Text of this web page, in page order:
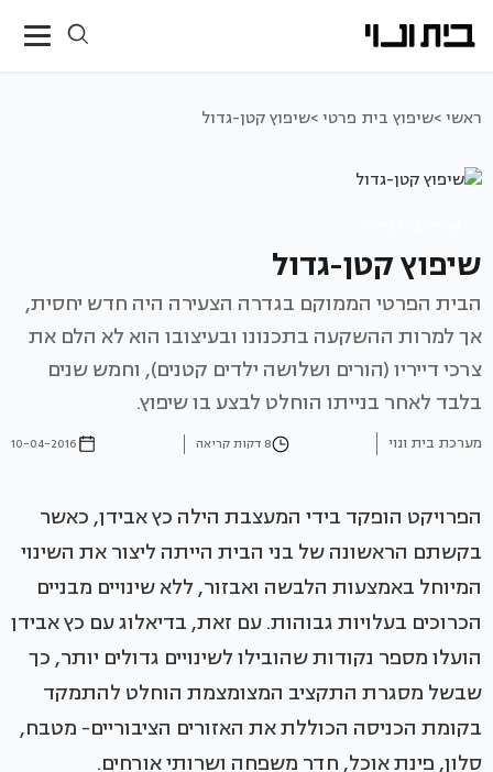
ראשי >שיפוץ בית פרטי >שיפוץ קטן-גדול
שיפוץ קטן-גדול
הבית הפרטי הממוקם בגדרה הצעירה היה חדש יחסית,
אך למרות ההשקעה בתכנונו ובעיצובו הוא לא הלם את
צרכי דייריו (הורים ושלושה ילדים קטנים), וחמש שנים
בלבד לאחר בנייתו הוחלט לבצע בו שיפוץ.
מערכת בית ונוי 8 דקות קריאה 10-04-2016
הפרויקט הופקד בידי המעצבת הילה כץ אבידן, כאשר
בקשתם הראשונה של בני הבית הייתה ליצור את השינוי
המיוחל באמצעות הלבשה ואבזור, ללא שינויים מבניים
הכרוכים בעלויות גבוהות. עם זאת, בדיאלוג עם כץ אבידן
הועלו מספר נקודות שהובילו לשינויים גדולים יותר, כך
שבשל מסגרת התקציב המצומצמת הוחלט להתמקד
בקומת הכניסה הכוללת את האזורים הציבוריים- מטבח,
סלון, פינת אוכל, חדר משפחה ושרותי אורחים.